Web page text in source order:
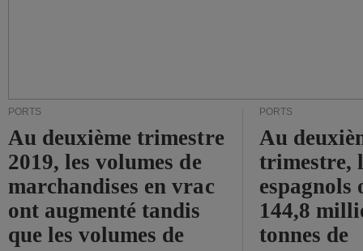
PORTS
Au deuxième trimestre
2019, les volumes de
marchandises en vrac
ont augmenté tandis
que les volumes de
PORTS
Au
trimestre,
144,8
tonnes de